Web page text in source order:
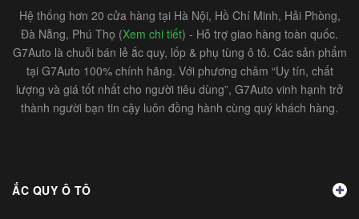
Hệ thống hơn 20 cửa hàng tại Hà Nội, Hồ Chí Minh, Hải Phòng,
Đà Nẵng, Phú Thọ (Xem chi tiết) - Hỗ trợ giao hàng toàn quốc.
G7Auto là chuỗi bán lẻ ắc quy, lốp & phụ tùng ô tô. Các sản phẩm
tại G7Auto 100% chính hãng. Với phương châm “Uy tín, chất
lượng và giá tốt nhất cho người tiêu dùng”, G7Auto vinh hạnh trở
thành người bạn tin cậy luôn đồng hành cùng quý khách hàng.
ẮC QUY Ô TÔ